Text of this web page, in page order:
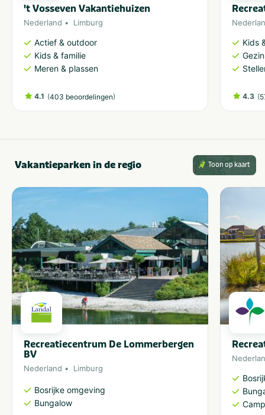
't Vosseven Vakantiehuizen
Nederland Limburg
Actief & outdoor
Kids & familie
Meren & plassen
4.1 (403 beoordelingen)
Kids
4.3 (
Vakantieparken in de regio Toon op kaart
Recreatiecentrum De Lommerbergen
BV
Nederland Limburg
Bosrijke omgeving
Bungalow